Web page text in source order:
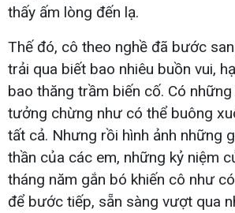
thấy ấm lòng đến lạ.
Thế đó, cô theo nghề đã bước
trải qua biết bao nhiêu buồn vui,
bao thăng trầm biến cố. Có
tưởng chừng như có thể buông
tất cả. Nhưng rồi hình ảnh những
thần của các em, những kỷ niệm
tháng năm gắn bó khiến cô như
để bước tiếp, sẵn sàng vượt qua